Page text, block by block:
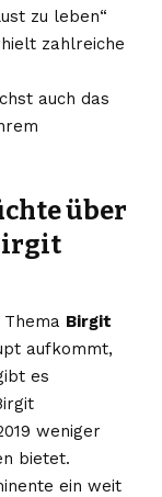
zu leben“
zahlreiche
auch das
über
Birgit
aufkommt,
es
weniger
bietet.
ein weit